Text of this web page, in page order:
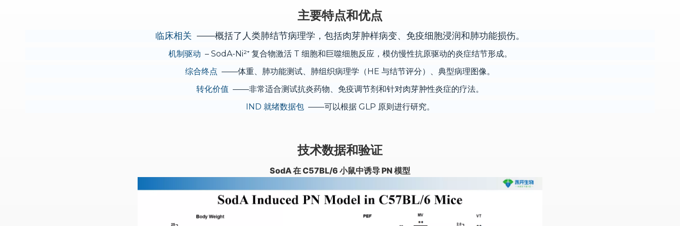
主要特点和优点
临床相关 ——概括了人类肺结节病理学，包括肉芽肿样病变、免疫细胞浸润和肺功能损伤。
机制驱动 – SodA-Ni²⁺ 复合物激活 T 细胞和巨噬细胞反应，模仿慢性抗原驱动的炎症结节形成。
综合终点 ——体重、肺功能测试、肺组织病理学（HE 与结节评分）、典型病理图像。
转化价值 ——非常适合测试抗炎药物、免疫调节剂和针对肉芽肿性炎症的疗法。
IND 就绪数据包——可以根据 GLP 原则进行研究。
技术数据和验证
SodA 在 C57BL/6 小鼠中诱导 PN 模型